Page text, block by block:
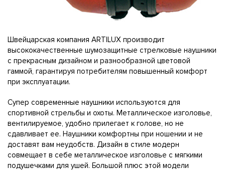
Швейцарская компания ARTILUX производит
высококачественные шумозащитные стрелковые наушники
с прекрасным дизайном и разнообразной цветовой
гаммой, гарантируя потребителям повышенный комфорт
при эксплуатации.
Супер современные наушники используются для
спортивной стрельбы и охоты. Металлическое изголовье,
вентилируемое, удобно прилегает к голове, но не
сдавливает ее. Наушники комфортны при ношении и не
доставят вам неудобств. Дизайн в стиле модерн
совмещает в себе металлическое изголовье с мягкими
подушечками для ушей. Большой плюс этой модели